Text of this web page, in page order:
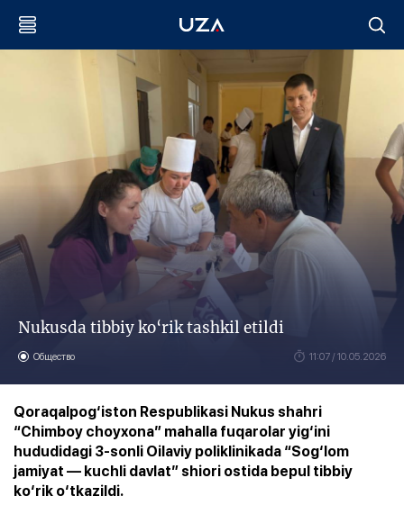
Nukusda tibbiy ko‘rik tashkil etildi
Общество 11:07 / 10.05.2026
Qoraqalpog‘iston Respublikasi Nukus shahri
“Chimboy choyxona” mahalla fuqarolar yig‘ini
hududidagi 3-sonli Oilaviy poliklinikada “Sog‘lom
jamiyat — kuchli davlat” shiori ostida bepul tibbiy
ko‘rik o‘tkazildi.